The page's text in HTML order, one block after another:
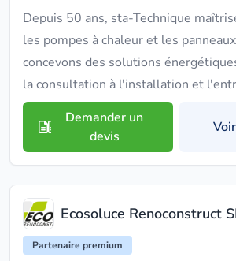
Depuis 50 ans, sta-Technique
les pompes à chaleur et les
concevons des solutions
la consultation à l'installation et
Demander un
devis
Ecosoluce Renoconstruct
Partenaire premium